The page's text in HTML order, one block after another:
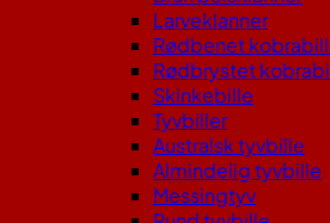
Larveklanner
Rødbenet
Rødbrystet
Skinkebille
Tyvbiller
Australsk tyvbille
Almindelig tyvbille
Messingtyv